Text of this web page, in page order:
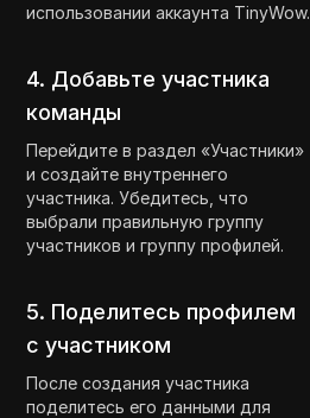
использовании аккаунта TinyWow.
4. Добавьте участника
команды
Перейдите в раздел «Участники»
и создайте внутреннего
участника. Убедитесь, что
выбрали правильную группу
участников и группу профилей.
5. Поделитесь профилем
с участником
После создания участника
поделитесь его данными для